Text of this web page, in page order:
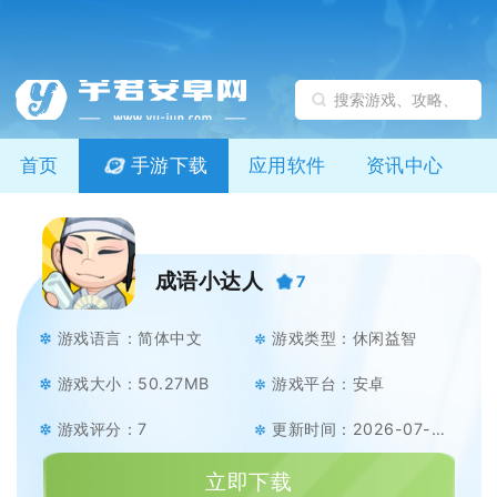
首页 手游下载 应用软件 资讯中心
成语小达人 7
游戏语言：简体中文 游戏类型：休闲益智
游戏大小：50.27MB 游戏平台：安卓
游戏评分：7 更新时间：2026-07-07
立即下载